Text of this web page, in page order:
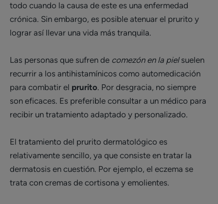
todo cuando la causa de este es una enfermedad
crónica. Sin embargo, es posible atenuar el prurito y
lograr así llevar una vida más tranquila.
Las personas que sufren de comezón en la pielsuelen
recurrir a los antihistamínicos como automedicación
para combatir el prurito. Por desgracia, no siempre
son eficaces. Es preferible consultar a un médico para
recibir un tratamiento adaptado y personalizado.
El tratamiento del prurito dermatológico es
relativamente sencillo, ya que consiste en tratar la
dermatosis en cuestión. Por ejemplo, el eczema se
trata con cremas de cortisona y emolientes.